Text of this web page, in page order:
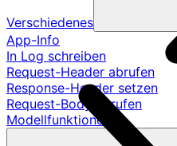
Verschiedenes
App-Info
In Log schreiben
Request-Header abrufen
Response-Header setzen
Request-Body abrufen
Modellfunktionen